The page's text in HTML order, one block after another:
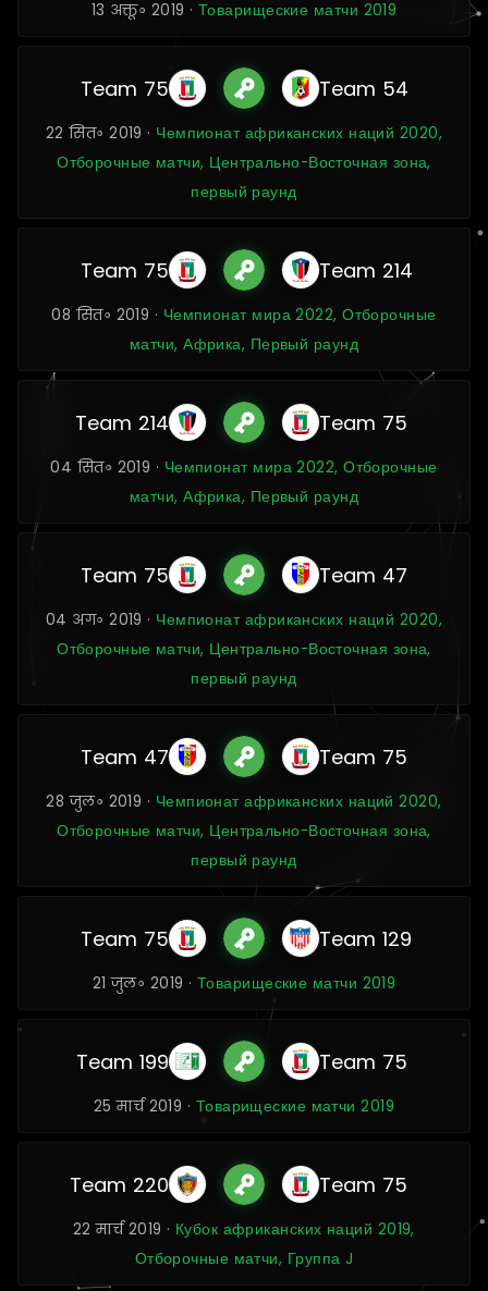
13 अक्तू॰ 2019 · Товарищеские матчи 2019
Team 75 Team 54
22 सित॰ 2019 · Чемпионат африканских наций 2020,
Отборочные матчи, Центрально-Восточная зона,
первый раунд
Team 75 Team 214
08 सित॰ 2019 · Чемпионат мира 2022, Отборочные
матчи, Африка, Первый раунд
Team 214 Team 75
04 सित॰ 2019 · Чемпионат мира 2022, Отборочные
матчи, Африка, Первый раунд
Team 75 Team 47
04 अग॰ 2019 · Чемпионат африканских наций 2020,
Отборочные матчи, Центрально-Восточная зона,
первый раунд
Team 47 Team 75
28 जुल॰ 2019 · Чемпионат африканских наций 2020,
Отборочные матчи, Центрально-Восточная зона,
первый раунд
Team 75 Team 129
21 जुल॰ 2019 · Товарищеские матчи 2019
Team 199 Team 75
25 मार्च 2019 · Товарищеские матчи 2019
Team 220 Team 75
22 मार्च 2019 · Кубок африканских наций 2019,
Отборочные матчи, Группа J